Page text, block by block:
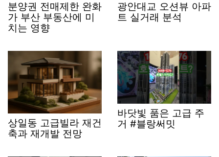
분양권 전매제한 완화
가 부산 부동산에 미
치는 영향
광안대교 오션뷰 아파
트 실거래 분석
상일동 고급빌라 재건
축과 재개발 전망
바닷빛 품은 고급 주
거 #블랑써밋